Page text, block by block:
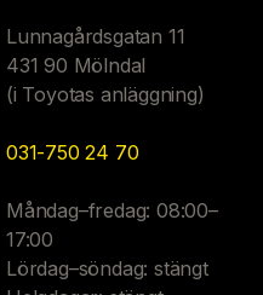
Lunnagårdsgatan 11
431 90 Mölndal
(i Toyotas anläggning)
031-750 24 70
Måndag–fredag: 08:00–
17:00
Lördag–söndag: stängt